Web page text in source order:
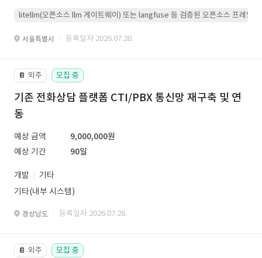
litellm(오픈소스 llm 게이트웨이) 또는 langfuse 등 검증된 오픈소스 프레임워
서울특별시 · 등록일자 2026.07.28.
📔 외주 모집 중
기존 전화상담 플랫폼 CTI/PBX 통신망 재구축 및 연
동
예상 금액
9,000,000원
예상 기간
90일
개발
기타
기타(내부 시스템)
경상남도 · 등록일자 2026.07.28.
📔 외주 모집 중